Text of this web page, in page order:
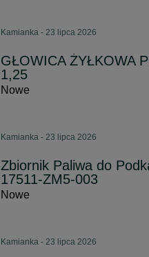
Kamianka - 23 lipca 2026
GŁOWICA ŻYŁKOWA
1,25
Nowe
Kamianka - 23 lipca 2026
Zbiornik Paliwa do
17511-ZM5-003
Nowe
Kamianka - 23 lipca 2026